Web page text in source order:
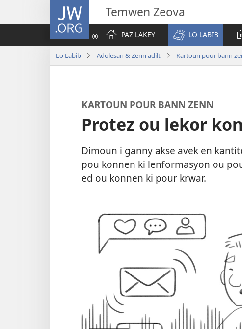
JW.ORG Temwen Zeova
PAZ LAKEY
LO LABIB
Lo Labib Adolesan & Zenn adilt Kartoun pour bann
KARTOUN POUR BANN ZENN
Protez ou lekor
Dimoun i ganny akse avek en
pou konnen ki lenformasyon ou
ed ou konnen ki pour krwar.